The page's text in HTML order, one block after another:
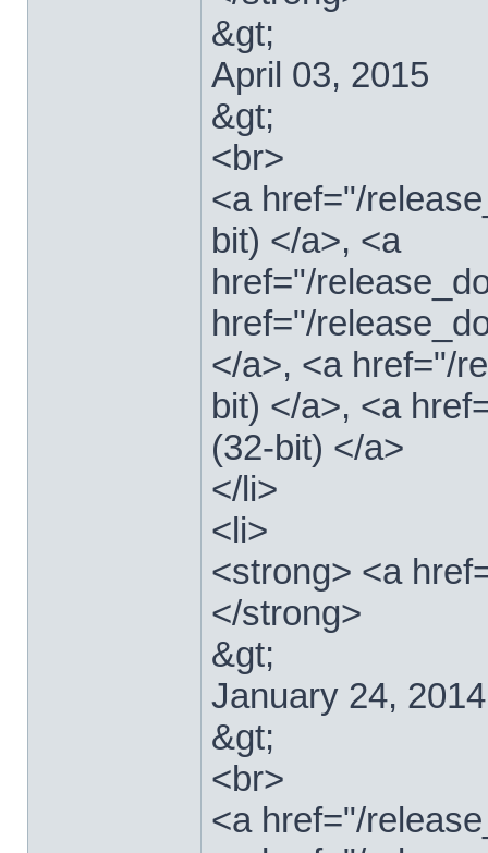
&gt;
April 03, 2015
&gt;
<br>
<a href="/
bit) </a>, <a
href="/
href="/
</a>, <a href="/
bit) </a>, <a
(32-bit) </a>
</li>
<li>
<strong> <a
</strong>
&gt;
January 24, 2014
&gt;
<br>
<a href="/